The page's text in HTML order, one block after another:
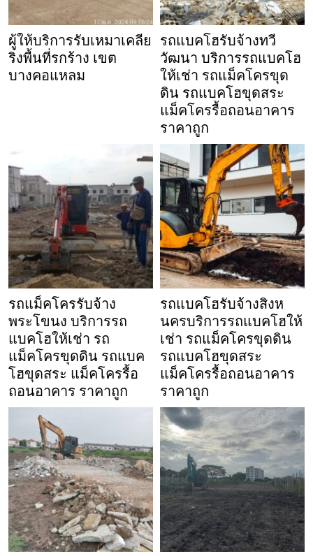
ผู้ให้บริการรับเหมาเคลีย
ริ่งพื้นที่รกร้าง เขต
บางคอแหลม
รถแบคโฮรับจ้างทวี
วัฒนา บริการรถแบคโฮ
ให้เช่า รถแม็คโครขุด
ดิน รถแบคโฮขุดสระ
แม็คโครรื้อถอนอาคาร
ราคาถูก
รถแม็คโครรับจ้าง
พระโขนง บริการรถ
แบคโฮให้เช่า รถ
แม็คโครขุดดิน รถแบค
โฮขุดสระ แม็คโครรื้อ
ถอนอาคาร ราคาถูก
รถแบคโฮรับจ้างสิงห
นครบริการรถแบคโฮให้
เช่า รถแม็คโครขุดดิน
รถแบคโฮขุดสระ
แม็คโครรื้อถอนอาคาร
ราคาถูก